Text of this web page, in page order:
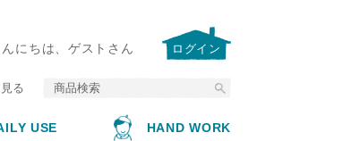
んにちは、ゲストさん ログイン
る
USE HAND WORK